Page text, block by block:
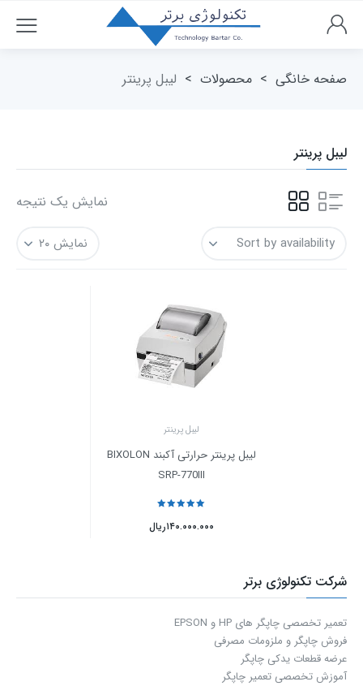
صفحه خانگی > محصولات > لیبل پرینتر
لیبل پرینتر
نمایش یک نتیجه
لیبل پرینتر
لیبل پرینتر حرارتی آکبند BIXOLON
SRP-770III
ریال۱۴۰.۰۰۰.۰۰۰
شرکت تکنولوژی برتر
تعمیر تخصصی چاپگر های HP و EPSON
فروش چاپگر و ملزومات مصرفی
عرضه قطعات یدکی چاپگر
آموزش تخصصی تعمیر چاپگر